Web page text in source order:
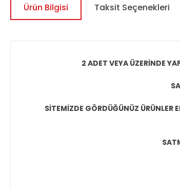
Ürün Bilgisi Taksit Seçenekleri
2 ADET VEYA ÜZERİNDE
SİTEMİZDE GÖRDÜĞÜNÜZ ÜRÜNLER